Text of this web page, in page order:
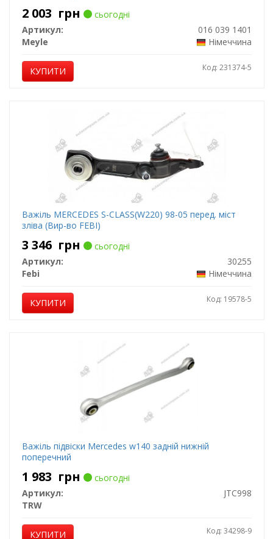
2 003 грн
сьогодні
Артикул:
016 039 1401
Meyle
Німеччина
КУПИТИ Код: 231374-5
Важіль MERCEDES S-CLASS(W220) 98-05 перед. міст
зліва (Вир-во FEBI)
3 346 грн
сьогодні
Артикул:
30255
Febi
Німеччина
КУПИТИ Код: 19578-5
Важіль підвіски Mercedes w140 задній нижній
поперечний
1 983 грн
сьогодні
Артикул:
JTC998
TRW
КУПИТИ Код: 34298-9